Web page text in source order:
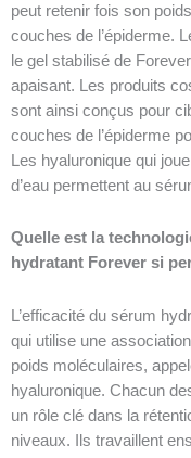
peut retenir fois son
couches de l’épiderme.
le gel stabilisé de
apaisant. Les produits
sont ainsi conçus pour
couches de l’épiderme
Les hyaluronique qui
d’eau permettent au
Quelle est la
hydratant Forever si
L’efficacité du sérum
qui utilise une
poids moléculaires,
hyaluronique. Chacun
un rôle clé dans la
niveaux. Ils travaillent